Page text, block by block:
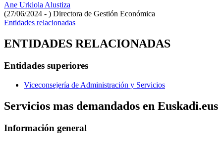
Ane Urkiola Alustiza
(27/06/2024 - ) Directora de Gestión Económica
Entidades relacionadas
ENTIDADES RELACIONADAS
Entidades superiores
Viceconsejería de Administración y Servicios
Servicios mas demandados en Euskadi.eus
Información general